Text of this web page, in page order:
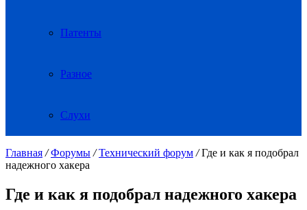
Патенты
Разное
Слухи
Главная / Форумы / Технический форум / Где и как я подобрал
надежного хакера
Где и как я подобрал надежного хакера